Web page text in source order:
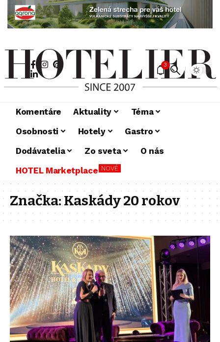
3
Komentáre Aktuality
Téma
Osobnosti
Hotely
Gastro
Dodávatelia
Zo sveta
O nás
HOTEL Marketplace NOVÉ
Značka:Kaskády 20 rokov